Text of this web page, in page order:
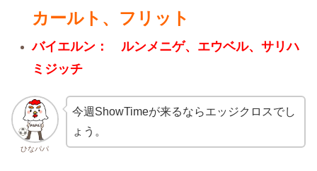
カールト、フリット
バイエルン： ルンメニゲ、エウベル、サリハ
ミジッチ
ひなパパ
今週ShowTimeが来るならエッジクロスでし
ょう。